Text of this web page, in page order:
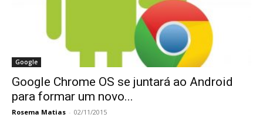
Google
Google Chrome OS se juntará ao Android
para formar um novo...
Rosema Matias - 02/11/2015